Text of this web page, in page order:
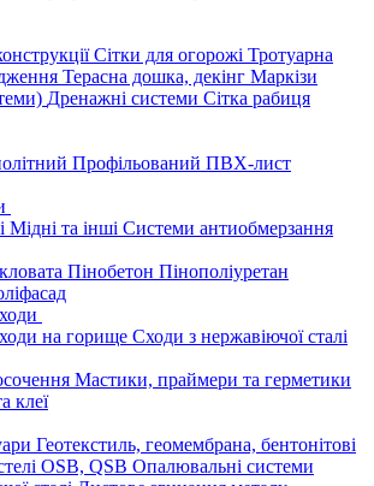
Сітки для огорожі Тротуарна
Терасна дошка, декінг Маркізи
Дренажні системи Сітка рабиця
Профільований ПВХ-лист
Мідні та інші Системи антиобмерзання
Пінобетон Пінополіуретан
на горище Сходи з нержавіючої сталі
Мастики, праймери та герметики
клеї
Геотекстиль, геомембрана, бентонітові
OSB, QSB Опалювальні системи